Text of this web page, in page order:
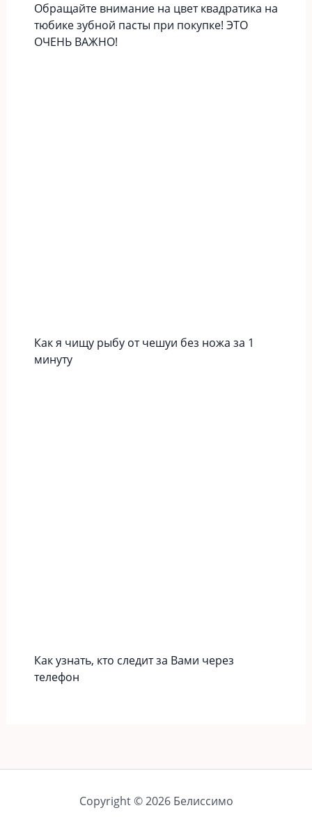
Обращайте внимание на цвет квадратика на
тюбике зубной пасты при покупке! ЭТО
ОЧЕНЬ ВАЖНО!
Как я чищу рыбу от чешуи без ножа за 1
минуту
Как узнать, кто следит за Вами через
телефон
Copyright © 2026 Белиссимо